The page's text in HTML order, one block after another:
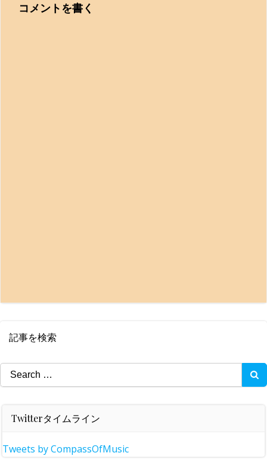
コメントを書く
記事を検索
Search
for:
Twitterタイムライン
Tweets by CompassOfMusic